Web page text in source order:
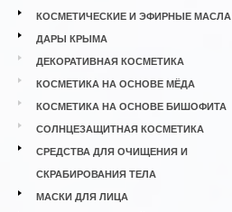
КОСМЕТИЧЕСКИЕ И ЭФИРНЫЕ МАСЛА
ДАРЫ КРЫМА
ДЕКОРАТИВНАЯ КОСМЕТИКА
КОСМЕТИКА НА ОСНОВЕ МЁДА
КОСМЕТИКА НА ОСНОВЕ БИШОФИТА
СОЛНЦЕЗАЩИТНАЯ КОСМЕТИКА
СРЕДСТВА ДЛЯ ОЧИЩЕНИЯ И
СКРАБИРОВАНИЯ ТЕЛА
МАСКИ ДЛЯ ЛИЦА